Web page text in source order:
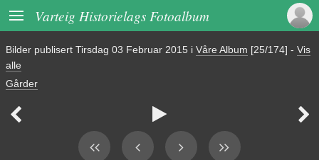
 Varteig Historielags Fotoalbum
Bilder publisert Tirsdag 03 Februar 2015 i Våre Album [25/174] - Vis
alle
Gårder
  